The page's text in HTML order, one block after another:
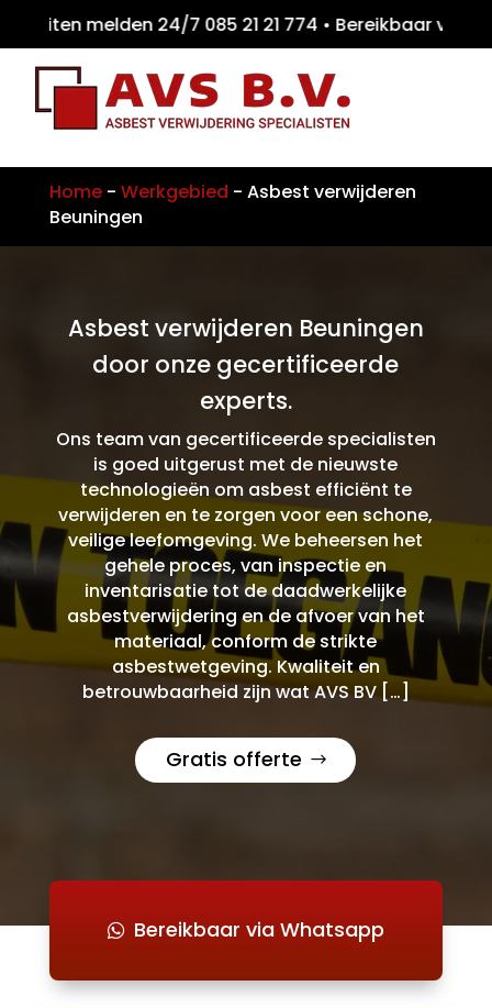
melden 24/7 085 21 21 774 •
Home- Werkgebied - Asbest verwijderen
Beuningen
Asbest verwijderen Beuningen
door onze gecertificeerde
experts.
Ons team van gecertificeerde specialisten
is goed uitgerust met de nieuwste
technologieën om asbest efficiënt te
verwijderen en te zorgen voor een schone,
veilige leefomgeving. We beheersen het
gehele proces, van inspectie en
inventarisatie tot de daadwerkelijke
asbestverwijdering en de afvoer van het
materiaal, conform de strikte
asbestwetgeving. Kwaliteit en
betrouwbaarheid zijn wat AVS BV […]
Gratis offerte
Bereikbaar via Whatsapp